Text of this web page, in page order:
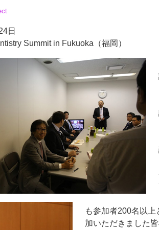
日
Summit in Fukuoka（福岡）
も参加者200名以
加いただきました